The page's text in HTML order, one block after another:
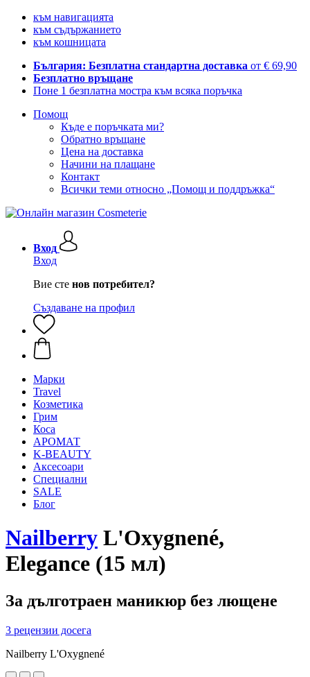
към навигацията
към съдържанието
към кошницата
България: Безплатна стандартна доставка от € 69,90
Безплатно връщане
Поне 1 безплатна мостра към всяка поръчка
Помощ
Къде е поръчката ми?
Обратно връщане
Цена на доставка
Начини на плащане
Контакт
Всички теми относно „Помощ и поддръжка“
Вход
Вход
Вие сте нов потребител?
Създаване на профил
Mарки
Travel
Козметика
Грим
Коса
АРОМАТ
K-BEAUTY
Аксесоари
Специални
SALE
Блог
Nailberry L'Oxygnené,
Elegance (15 мл)
За дълготраен маникюр без лющене
3 рецензии досега
Nailberry L'Oxygnené